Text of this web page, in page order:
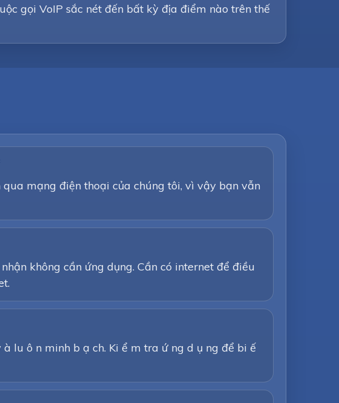
gọi VoIP sắc nét đến bất kỳ địa điểm nào trên thế
mạng điện thoại của chúng tôi, vì vậy bạn vẫn
không cần ứng dụng. Cần có internet để điều
lu ô n minh b ạ ch. Ki ể m tra ứ ng d ụ ng để bi ế